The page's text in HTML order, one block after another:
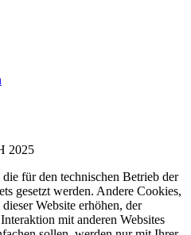
2025
für den technischen Betrieb der
gesetzt werden. Andere Cookies,
Website erhöhen, der
mit anderen Websites